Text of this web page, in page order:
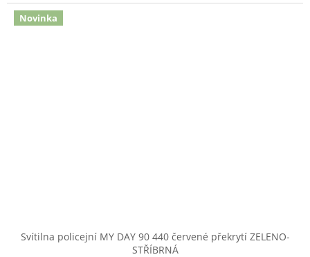
Novinka
Svítilna policejní MY DAY 90 440 červené překrytí ZELENO-
STŘÍBRNÁ